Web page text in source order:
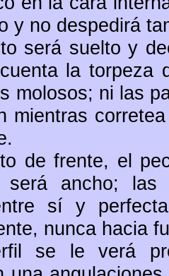
y no despedirá
será suelto y
la torpeza
molosos; ni las
mientras
de frente, el
ancho;
sí y
nunca hacia
se le verá